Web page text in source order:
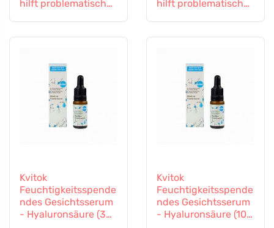
hilft problematischer
hilft problematischer
Kvitok
Feuchtigkeitsspende
ndes Gesichtsserum
- Hyaluronsäure (30
Kvitok
Feuchtigkeitsspende
ndes Gesichtsserum
- Hyaluronsäure (10